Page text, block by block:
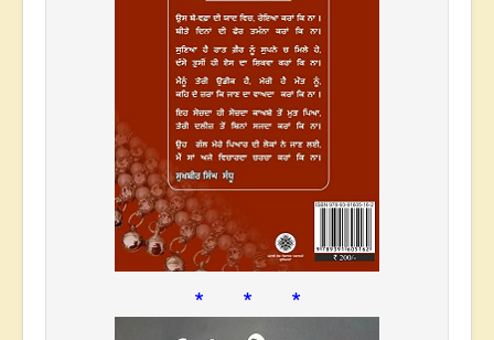
* * *